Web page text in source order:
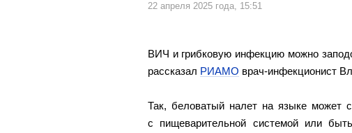
22 апреля 2025 года, 15:51
ВИЧ и грибковую инфекцию можно
рассказал РИАМО врач-инфекционист
Так, беловатый налет на языке может
с пищеварительной системой или